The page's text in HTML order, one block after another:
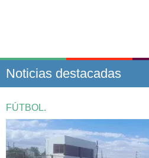
Noticias destacadas
FÚTBOL.